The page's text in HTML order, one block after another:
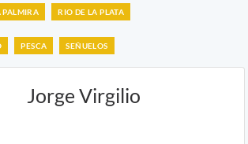
PALMIRA RIO DE LA PLATA
PESCA SEÑUELOS
Jorge Virgilio